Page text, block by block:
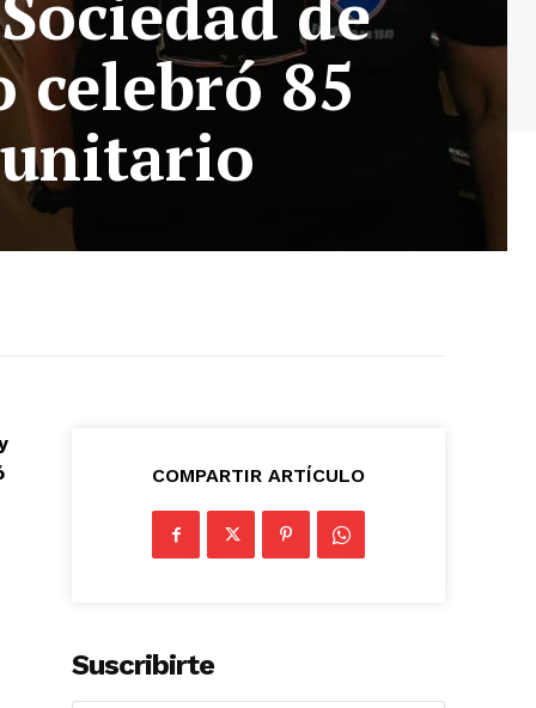
celebró 85
COMPARTIR ARTÍCULO
Suscribirte